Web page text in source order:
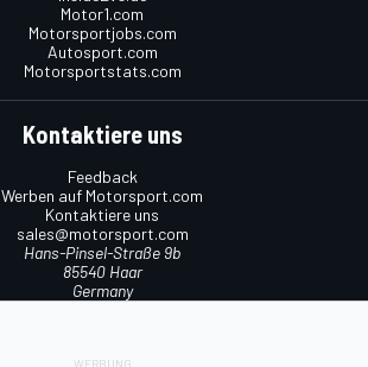
Motor1.com
Motorsportjobs.com
Autosport.com
Motorsportstats.com
Kontaktiere uns
Feedback
Werben auf Motorsport.com
Kontaktiere uns
sales@motorsport.com
Hans-Pinsel-Straße 9b
85540 Haar
Germany